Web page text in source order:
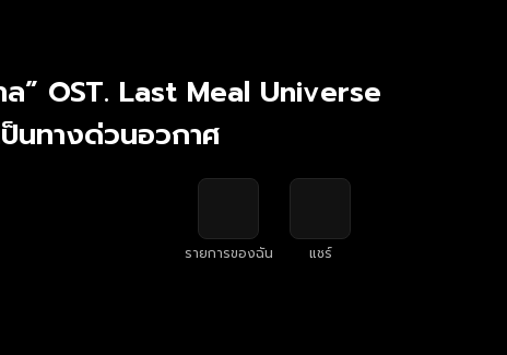
” OST. Last Meal Universe
นทางด่วนอวกาศ
รายการของฉัน แชร์